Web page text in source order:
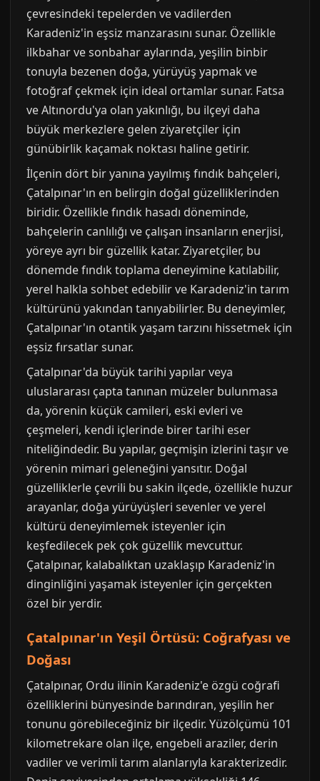
çevresindeki tepelerden ve vadilerden
Karadeniz'in eşsiz manzarasını sunar. Özellikle
ilkbahar ve sonbahar aylarında, yeşilin binbir
tonuyla bezenen doğa, yürüyüş yapmak ve
fotoğraf çekmek için ideal ortamlar sunar. Fatsa
ve Altınordu'ya olan yakınlığı, bu ilçeyi daha
büyük merkezlere gelen ziyaretçiler için
günübirlik kaçamak noktası haline getirir.
İlçenin dört bir yanına yayılmış fındık bahçeleri,
Çatalpınar'ın en belirgin doğal güzelliklerinden
biridir. Özellikle fındık hasadı döneminde,
bahçelerin canlılığı ve çalışan insanların enerjisi,
yöreye ayrı bir güzellik katar. Ziyaretçiler, bu
dönemde fındık toplama deneyimine katılabilir,
yerel halkla sohbet edebilir ve Karadeniz'in tarım
kültürünü yakından tanıyabilirler. Bu deneyimler,
Çatalpınar'ın otantik yaşam tarzını hissetmek için
eşsiz fırsatlar sunar.
Çatalpınar'da büyük tarihi yapılar veya
uluslararası çapta tanınan müzeler bulunmasa
da, yörenin küçük camileri, eski evleri ve
çeşmeleri, kendi içlerinde birer tarihi eser
niteliğindedir. Bu yapılar, geçmişin izlerini taşır ve
yörenin mimari geleneğini yansıtır. Doğal
güzelliklerle çevrili bu sakin ilçede, özellikle huzur
arayanlar, doğa yürüyüşleri sevenler ve yerel
kültürü deneyimlemek isteyenler için
keşfedilecek pek çok güzellik mevcuttur.
Çatalpınar, kalabalıktan uzaklaşıp Karadeniz'in
dinginliğini yaşamak isteyenler için gerçekten
özel bir yerdir.
Çatalpınar'ın Yeşil Örtüsü: Coğrafyası ve
Doğası
Çatalpınar, Ordu ilinin Karadeniz'e özgü coğrafi
özelliklerini bünyesinde barındıran, yeşilin her
tonunu görebileceğiniz bir ilçedir. Yüzölçümü 101
kilometrekare olan ilçe, engebeli araziler, derin
vadiler ve verimli tarım alanlarıyla karakterizedir.